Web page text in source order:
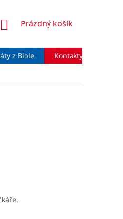
NÁKUPNÍ
Prázdný košík
z Bible Kontakty